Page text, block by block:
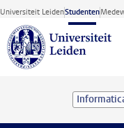
Ga direct naar de
Universiteit LeidenStudenten